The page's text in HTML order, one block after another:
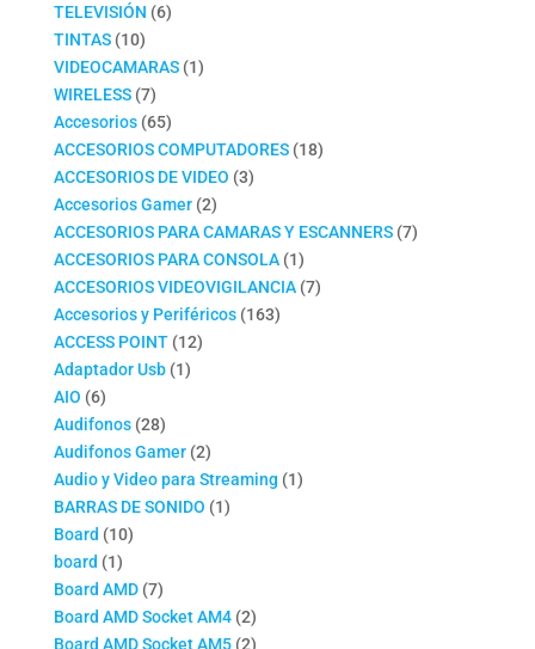
productos
TELEVISIÓN 66
TINTAS 1010
productos
VIDEOCAMARAS 11
WIRELESS 77
productos
Accesorios 6565
productos
ACCESORIOS COMPUTADORES 1818
ACCESORIOS DE VIDEO 33
Accesorios Gamer 22
productos
ACCESORIOS PARA CAMARAS Y ESCANNERS 77
ACCESORIOS PARA CONSOLA 11
producto
ACCESORIOS VIDEOVIGILANCIA 77
Accesorios y Periféricos 163163
ACCESS POINT 1212
Adaptador Usb 11
AIO 66
productos
Audifonos 2828
productos
Audifonos Gamer 22
productos
Audio y Video para Streaming 11
BARRAS DE SONIDO 11
Board 1010
board 11
producto
Board AMD 77
productos
Board AMD Socket AM4 22
productos
Board AMD Socket AM5 22